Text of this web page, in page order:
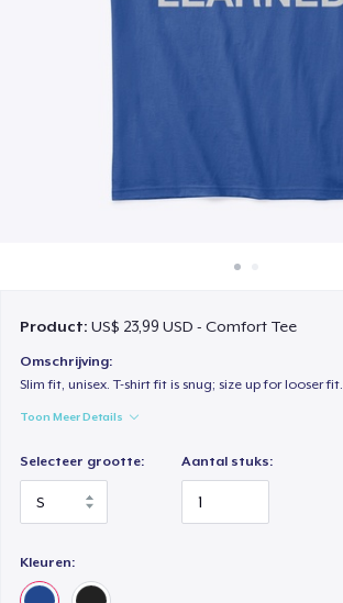
Product:US$ 23,99 USD - Comfort Tee
Omschrijving:
Slim fit, unisex. T-shirt fit is snug; size up for looser fit.
Toon Meer Details
Selecteer grootte: Aantal stuks:
Kleuren: